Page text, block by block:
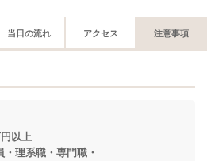
当日の流れ アクセス 注意事項
以上
系職・専門職・